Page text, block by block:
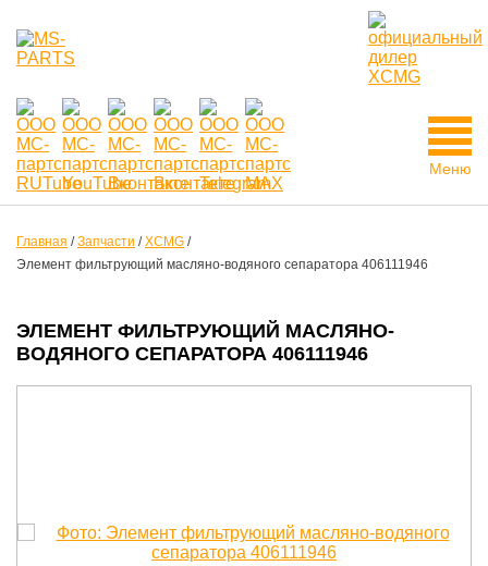
Меню
Главная /Запчасти /XCMG /
Элемент фильтрующий масляно-водяного сепаратора 406111946
ЭЛЕМЕНТ ФИЛЬТРУЮЩИЙ МАСЛЯНО-
ВОДЯНОГО СЕПАРАТОРА 406111946